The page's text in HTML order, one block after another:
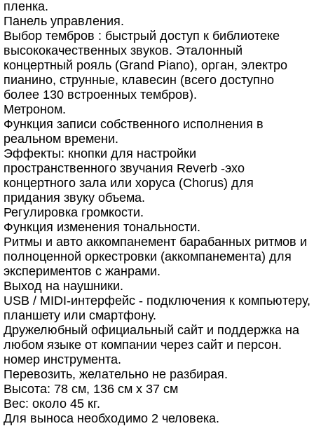
пленка.
Панель управления.
Выбор тембров : быстрый доступ к библиотеке
высококачественных звуков. Эталонный
концертный рояль (Grand Piano), орган, электро
пианино, струнные, клавесин (всего доступно
более 130 встроенных тембров).
Метроном.
Функция записи собственного исполнения в
реальном времени.
Эффекты: кнопки для настройки
пространственного звучания Reverb -эхо
концертного зала или хоруса (Chorus) для
придания звуку объема.
Регулировка громкости.
Функция изменения тональности.
Ритмы и авто аккомпанемент барабанных ритмов и
полноценной оркестровки (аккомпанемента) для
экспериментов с жанрами.
Выход на наушники.
USB / MIDI-интерфейс - подключения к компьютеру,
планшету или смартфону.
Дружелюбный официальный сайт и поддержка на
любом языке от компании через сайт и персон.
номер инструмента.
Перевозить, желательно не разбирая.
Высота: 78 см, 136 см х 37 см
Вес: около 45 кг.
Для выноса необходимо 2 человека.